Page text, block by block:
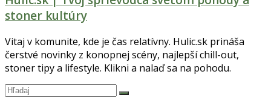
stoner kultúry
Vitaj v komunite, kde je čas relatívny. Hulic.sk prináša
čerstvé novinky z konopnej scény, najlepší chill-out,
stoner tipy a lifestyle. Klikni a nalaď sa na pohodu.